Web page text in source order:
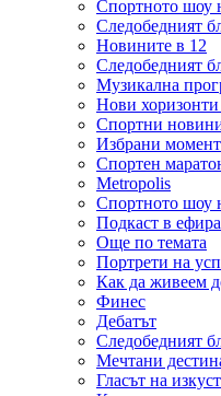
Спортното шоу
Следобедният
Новините в 12
Следобедният
Музикална
Нови
Спортни
Избрани
Спортен
Metropolis
Спортното шоу
Подкаст в ефира
Още по темата
Портрети на
Как да живеем
Финес
Дебатът
Следобедният
Мечтани
Гласът на